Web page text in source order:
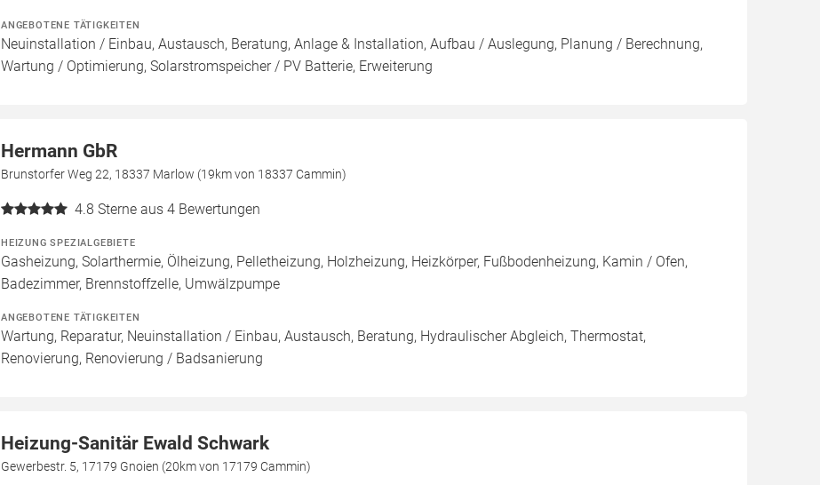
ANGEBOTENE TÄTIGKEITEN
Neuinstallation / Einbau, Austausch, Beratung, Anlage & Installation, Aufbau / Auslegung, Planung / Berechnung,
Wartung / Optimierung, Solarstromspeicher / PV Batterie, Erweiterung
Hermann GbR
Brunstorfer Weg 22, 18337 Marlow (19km von 18337 Cammin)
4.8 Sterne aus 4 Bewertungen
HEIZUNG SPEZIALGEBIETE
Gasheizung, Solarthermie, Ölheizung, Pelletheizung, Holzheizung, Heizkörper, Fußbodenheizung, Kamin / Ofen,
Badezimmer, Brennstoffzelle, Umwälzpumpe
ANGEBOTENE TÄTIGKEITEN
Wartung, Reparatur, Neuinstallation / Einbau, Austausch, Beratung, Hydraulischer Abgleich, Thermostat,
Renovierung, Renovierung / Badsanierung
Heizung-Sanitär Ewald Schwark
Gewerbestr. 5, 17179 Gnoien (20km von 17179 Cammin)